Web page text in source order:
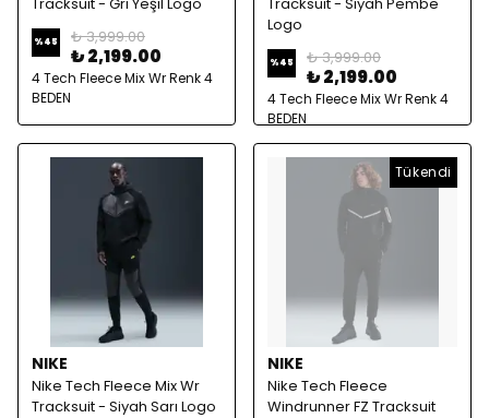
%45 ₺ 3,999.00
₺ 2,199.00
4 Tech Fleece Mix Wr Renk 4
BEDEN
Logo
%45 ₺ 3,999.00
₺ 2,199.00
4 Tech Fleece Mix Wr Renk 4
BEDEN
NIKE
Nike Tech Fleece Mix Wr
Tracksuit - Siyah Sarı Logo
Tükendi
NIKE
Nike Tech Fleece
Windrunner FZ Tracksuit